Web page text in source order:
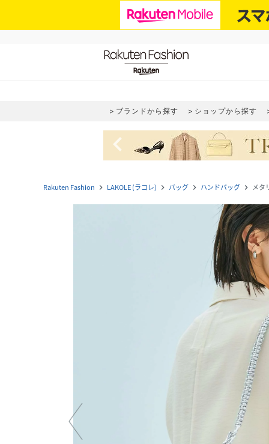
ブランドから探す ショップから探す
navigate_before
Rakuten Fashion navigate_next LAKOLE (ラコレ) navigate_next バッグ navigate_next ハンドバッグ navigate_next メタ